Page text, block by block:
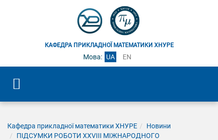
КАФЕДРА ПРИКЛАДНОЇ МАТЕМАТИКИ ХНУРЕ
Мова: UA EN
Кафедра прикладної математики ХНУРЕ
Новини
ПІДСУМКИ РОБОТИ ХХVІІI МІЖНАРОДНОГО